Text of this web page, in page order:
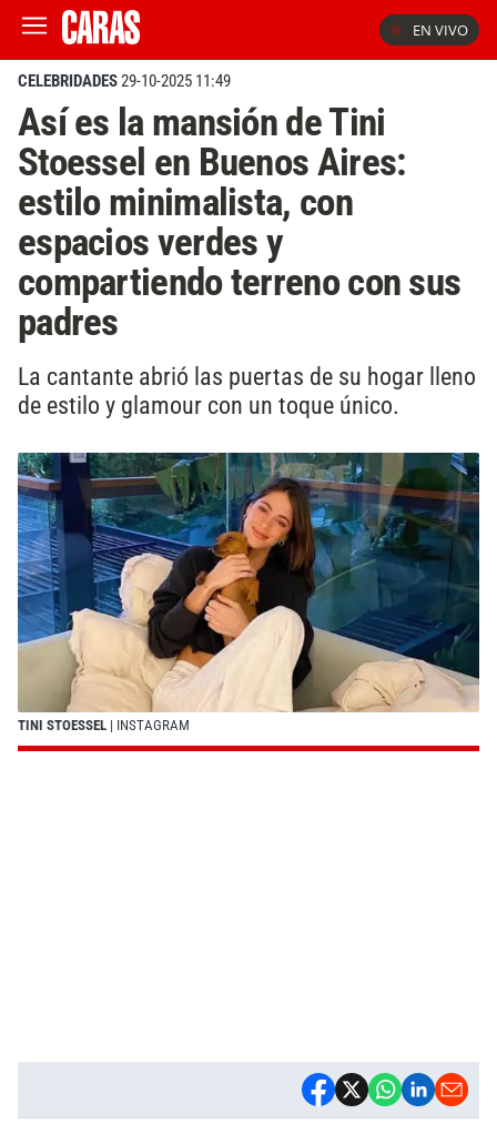
EN VIVO
CELEBRIDADES29-10-2025 11:49
Así es la mansión de Tini
Stoessel en Buenos Aires:
estilo minimalista, con
espacios verdes y
compartiendo terreno con sus
padres
La cantante abrió las puertas de su hogar lleno
de estilo y glamour con un toque único.
TINI STOESSEL | INSTAGRAM